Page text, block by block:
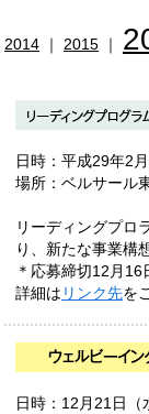
2014 ｜ 2015 ｜
日時：平成29年2月
場所：ベルサール
リーディングプロ
り、新たな事業構
＊応募締切12月16
詳細は リンク先を
日時：12月21日